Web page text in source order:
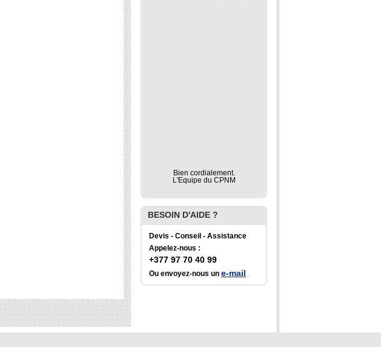
Bien cordialement.
L'Equipe du CPNM
BESOIN D'AIDE ?
Devis - Conseil - Assistance
Appelez-nous :
+377 97 70 40 99
Ou envoyez-nous un e-mail